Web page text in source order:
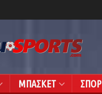
ΜΠΑΣΚΕΤ ΣΠΟΡ